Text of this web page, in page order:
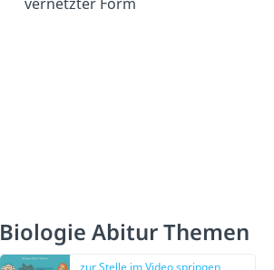
Biologie Abitur Themen